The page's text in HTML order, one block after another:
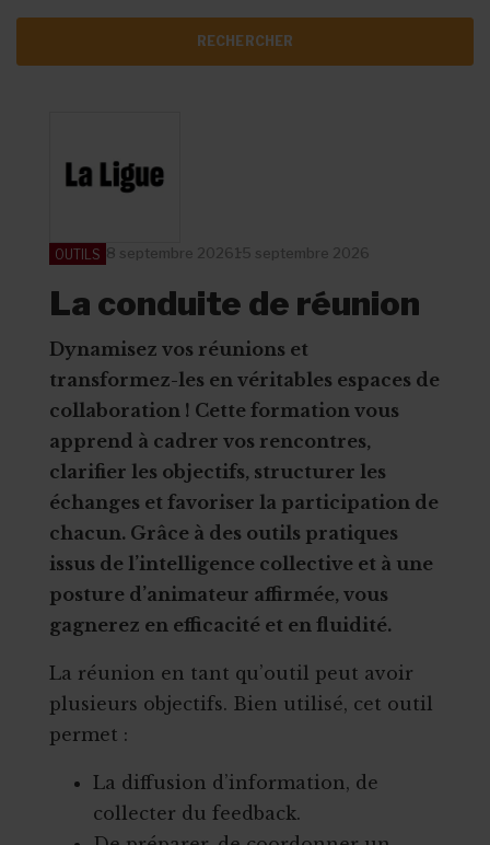
OUTILS 8 septembre 202615 septembre 2026
La conduite de réunion
Dynamisez vos réunions et
transformez-les en véritables espaces de
collaboration ! Cette formation vous
apprend à cadrer vos rencontres,
clarifier les objectifs, structurer les
échanges et favoriser la participation de
chacun. Grâce à des outils pratiques
issus de l’intelligence collective et à une
posture d’animateur affirmée, vous
gagnerez en efficacité et en fluidité.
La réunion en tant qu’outil peut avoir
plusieurs objectifs. Bien utilisé, cet outil
permet :
La diffusion d’information, de
collecter du feedback.